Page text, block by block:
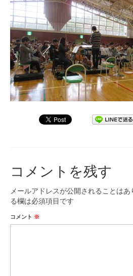
ご寄付のお願い
演奏会の歴史
出張演奏
九大フィル特集ページ
団員専用ページ
コメントを残す
メールアドレスが公開されることはあ
る欄は必須項目です
コメント ※